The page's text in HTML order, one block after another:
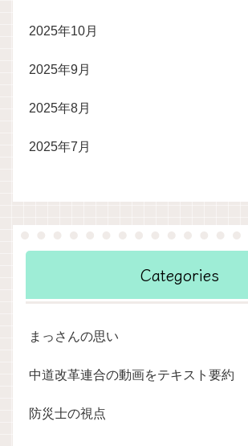
2025年10月
2025年9月
2025年8月
2025年7月
Categories
まっさんの思い
中道改革連合の動画をテキスト要約
防災士の視点